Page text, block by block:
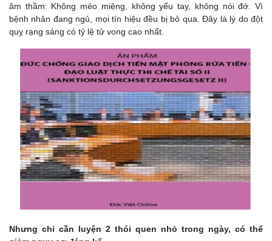
âm thầm: Không méo miệng, không yếu tay, không nói đớ. Vì
bệnh nhân đang ngủ, mọi tín hiệu đều bị bỏ qua. Đây là lý do đột
quỵ rạng sáng có tỷ lệ tử vong cao nhất.
Nhưng chỉ cần luyện 2 thói quen nhỏ trong ngày, có thể